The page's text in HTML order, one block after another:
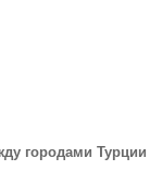
городами Турции